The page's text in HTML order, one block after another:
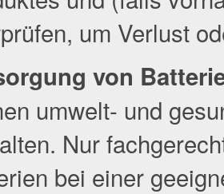
um Verlust
von
umwelt- und
Nur
bei einer